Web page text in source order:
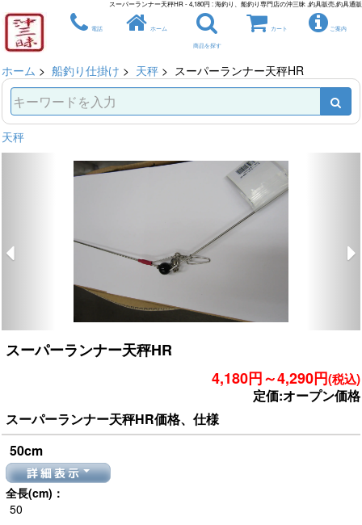
スーパーランナー天秤HR - 4,180円 : 海釣り、船釣り専門店の沖三昧 ,釣具販売,釣具通販
電話 ホーム
商品を探す
カート ご案内
ホーム > 船釣り仕掛け > 天秤 > スーパーランナー天秤HR
天秤
スーパーランナー天秤HR
4,180円～4,290円(税込)
定価:オープン価格
スーパーランナー天秤HR価格、仕様
50cm
詳細表示
全長(cm)：
50